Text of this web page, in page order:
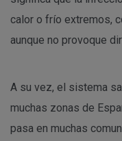
calor o frío extremos,
aunque no provoque
A su vez, el sistema
muchas zonas de
pasa en muchas